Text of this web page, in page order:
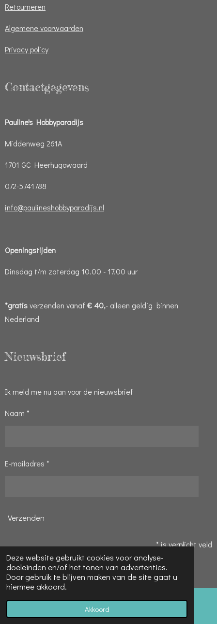
Deze website gebruikt cookies voor analyse-
doeleinden en/of het tonen van advertenties.
Door gebruik te blijven maken van de site gaat u
hiermee akkoord.
Akkoord
Retourneren
Algemene voorwaarden
Privacy policy
Contactgegevens
Pauline's Hobbyparadijs
Middenweg 261A
1701 GC Heerhugowaard
072-5741788
info@paulineshobbyparadijs.nl
Openingstijden
Dinsdag t/m zaterdag 10.00 - 17.00 uur
*gratisverzenden vanaf € 40,- alleen geldig binnen
Nederland
Nieuwsbrief
Ik meld me nu aan voor de nieuwsbrief
Naam *
E-mailadres *
Verzenden
* is verplicht veld
© 2020 - 2026 Pauline's Hobbyparadijs
Powered byJouwWeb
Telefoonnummer